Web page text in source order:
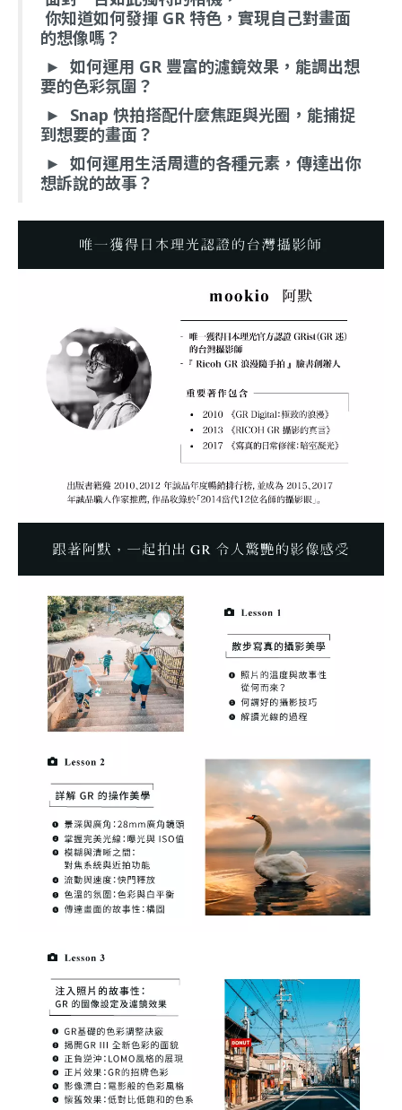
你知道如何發揮 GR 特色，實現自己對畫面
的想像嗎？
► 如何運用 GR 豐富的濾鏡效果，能調出想
要的色彩氛圍？
►
Snap 快拍搭配什麼焦距與光圈，能捕捉
到想要的畫面？
► 如何運用生活周遭的各種元素，傳達出你
想訴說的故事？